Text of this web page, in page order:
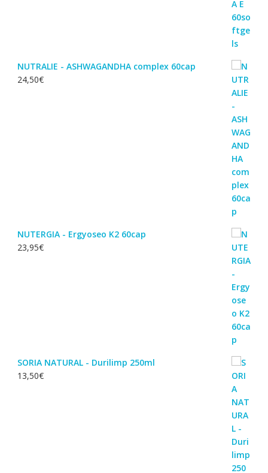
NUTRALIE - ASHWAGANDHA complex 60cap
24,50€
NUTERGIA - Ergyoseo K2 60cap
23,95€
SORIA NATURAL - Durilimp 250ml
13,50€